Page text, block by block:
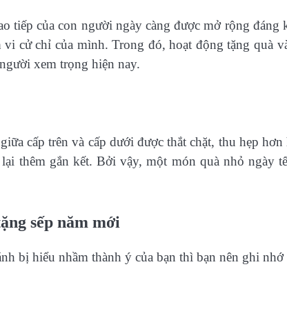
tiếp của con người ngày càng được mở rộng
cử chỉ của mình. Trong đó, hoạt động tặng quà
xem trọng hiện nay.
cấp trên và cấp dưới được thắt chặt, thu hẹp hơn
thêm gắn kết. Bởi vậy, một món quà nhỏ ngày
sếp năm mới
bị hiểu nhầm thành ý của bạn thì bạn nên ghi